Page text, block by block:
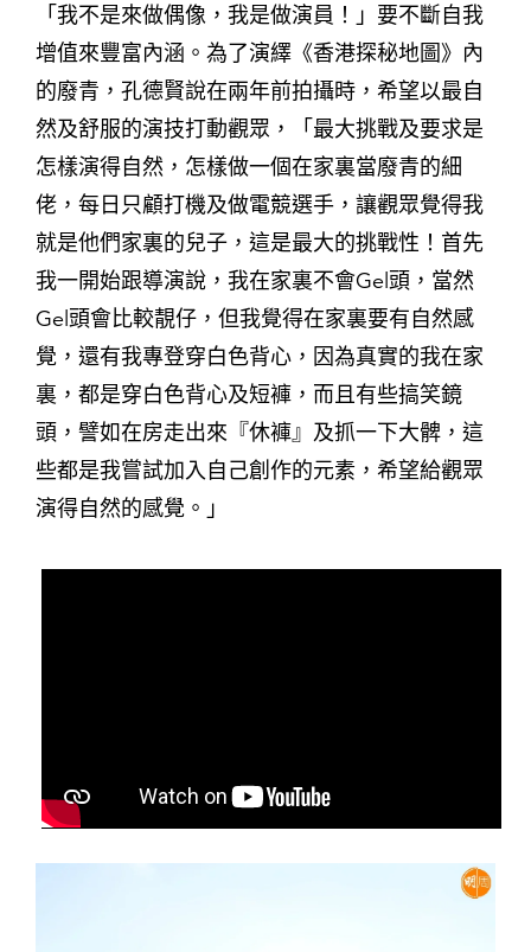
「我不是來做偶像，我是做演員！」要不斷自我
增值來豐富內涵。為了演繹《香港探秘地圖》內
的廢青，孔德賢說在兩年前拍攝時，希望以最自
然及舒服的演技打動觀眾，「最大挑戰及要求是
怎樣演得自然，怎樣做一個在家裏當廢青的細
佬，每日只顧打機及做電競選手，讓觀眾覺得我
就是他們家裏的兒子，這是最大的挑戰性！首先
我一開始跟導演說，我在家裏不會Gel頭，當然
Gel頭會比較靚仔，但我覺得在家裏要有自然感
覺，還有我專登穿白色背心，因為真實的我在家
裏，都是穿白色背心及短褲，而且有些搞笑鏡
頭，譬如在房走出來『休褲』及抓一下大髀，這
些都是我嘗試加入自己創作的元素，希望給觀眾
演得自然的感覺。」